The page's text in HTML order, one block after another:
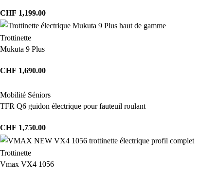
CHF 1,199.00
Trottinette
Mukuta 9 Plus
CHF 1,690.00
Mobilité Séniors
TFR Q6 guidon électrique pour fauteuil roulant
CHF 1,750.00
Trottinette
Vmax VX4 1056